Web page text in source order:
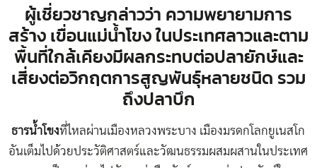
ผู้เชี่ยวชาญกล่าวว่า ความพยายามการ
สร้าง เขื่อนแม่น้ำโขง ในประเทศลาวและตาม
พื้นที่ใกล้เคียงมีผลกระทบต่อปลายักษ์และ
เสี่ยงต่อวิกฤตการสูญพันธุ์หลายชนิด รวม
ถึงปลาบึก
ธารน้ำโขงที่ไหลผ่านเมืองหลวงพระบาง เมืองมรดกโลกยูเนสโก
อันเต็มไปด้วยประวัติศาสตร์และวัฒนธรรมผสมผสานในประเทศ